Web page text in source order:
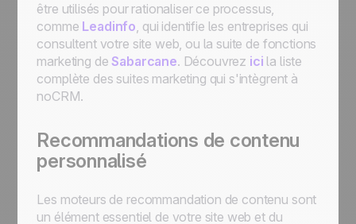
être utilisés pour rationaliser ce processus,
comme Leadinfo, qui identifie les entreprises qui
consultent votre site web, ou la suite de fonctions
marketing deSabarcane. Découvrez ici la liste
complète des suites marketing qui s'intègrent à
noCRM.
Recommandations de contenu
personnalisé
Les moteurs de recommandation de contenu sont
un élément essentiel de votre site web et du